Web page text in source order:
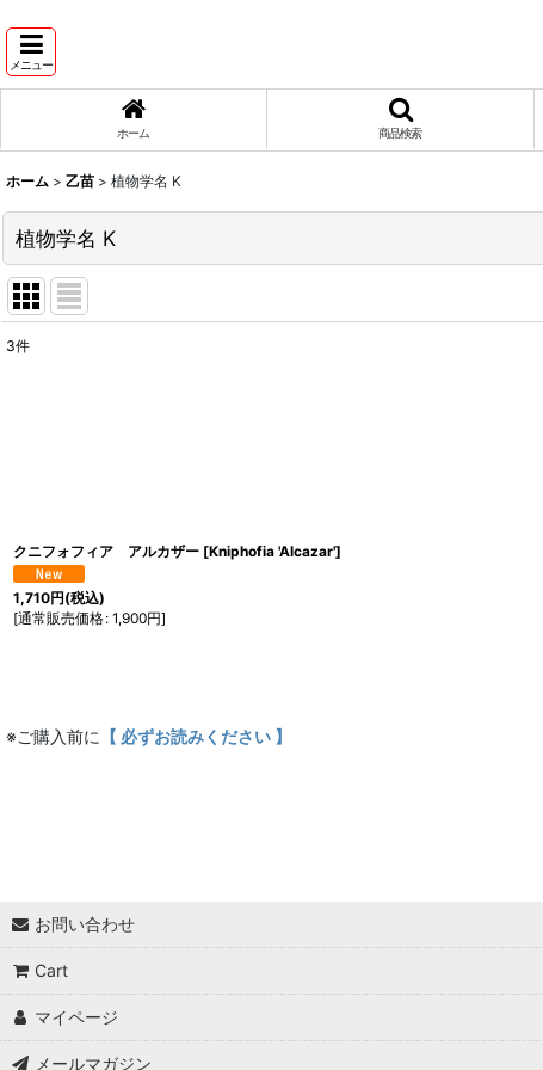
メニュー
ホーム 商品検索
ホーム > 乙苗 > 植物学名 K
植物学名 K
3件
クニフォフィア アルカザー [Kniphofia 'Alcazar']
1,710円(税込)
[通常販売価格: 1,900円]
※ご購入前に 【 必ずお読みください 】
お問い合わせ
Cart
マイページ
メールマガジン